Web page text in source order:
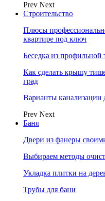
Prev Next
Строительство
Плюсы
квартире под ключ
Беседка из профильной
Как сделать крышу
град
Варианты канализации
Prev Next
Баня
Двери из фанеры
Выбираем методы
Укладка плитки на
Трубы для бани